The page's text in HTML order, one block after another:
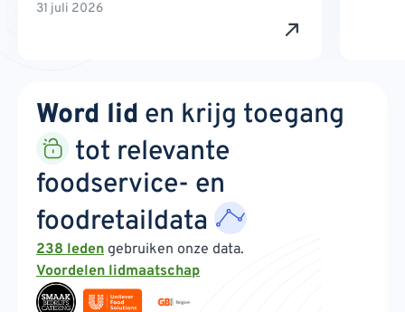
31 juli 2026
Word lid en krijg toegang
tot relevante
foodservice- en
foodretaildata
238 leden gebruiken onze data.
Voordelen lidmaatschap